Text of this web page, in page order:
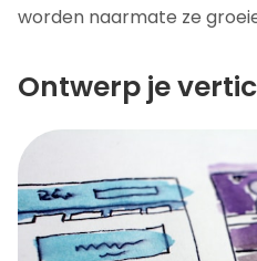
worden naarmate ze
Ontwerp je